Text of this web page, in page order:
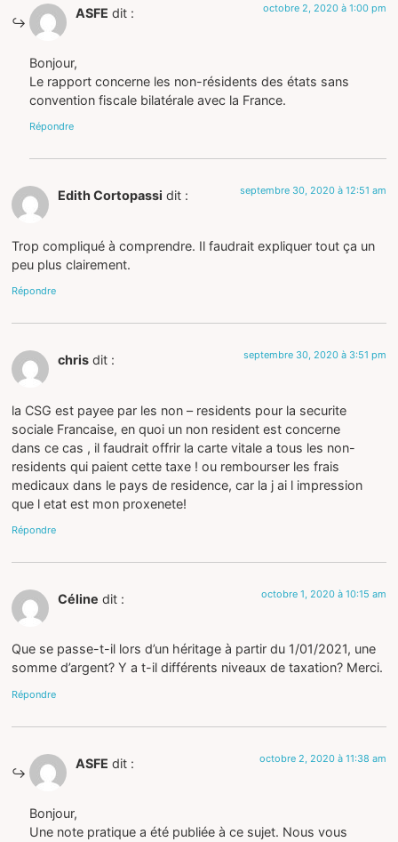
ASFE dit : octobre 2, 2020 à 1:00 pm
Bonjour,
Le rapport concerne les non-résidents des états sans
convention fiscale bilatérale avec la France.
Répondre
Edith Cortopassi dit : septembre 30, 2020 à 12:51 am
Trop compliqué à comprendre. Il faudrait expliquer tout ça un
peu plus clairement.
Répondre
chris dit : septembre 30, 2020 à 3:51 pm
la CSG est payee par les non – residents pour la securite
sociale Francaise, en quoi un non resident est concerne
dans ce cas , il faudrait offrir la carte vitale a tous les non-
residents qui paient cette taxe ! ou rembourser les frais
medicaux dans le pays de residence, car la j ai l impression
que l etat est mon proxenete!
Répondre
Céline dit : octobre 1, 2020 à 10:15 am
Que se passe-t-il lors d’un héritage à partir du 1/01/2021, une
somme d’argent? Y a t-il différents niveaux de taxation? Merci.
Répondre
ASFE dit : octobre 2, 2020 à 11:38 am
Bonjour,
Une note pratique a été publiée à ce sujet. Nous vous